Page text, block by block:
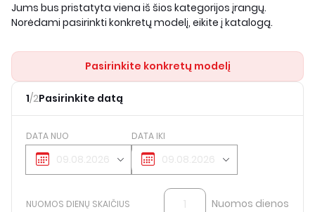
Jums bus pristatyta viena iš šios kategorijos įrangų.
Norėdami pasirinkti konkretų modelį, eikite į katalogą.
Pasirinkite konkretų modelį
1/2Pasirinkite datą
DATA NUO DATA IKI
NUOMOS DIENŲ SKAIČIUS Nuomos dienos